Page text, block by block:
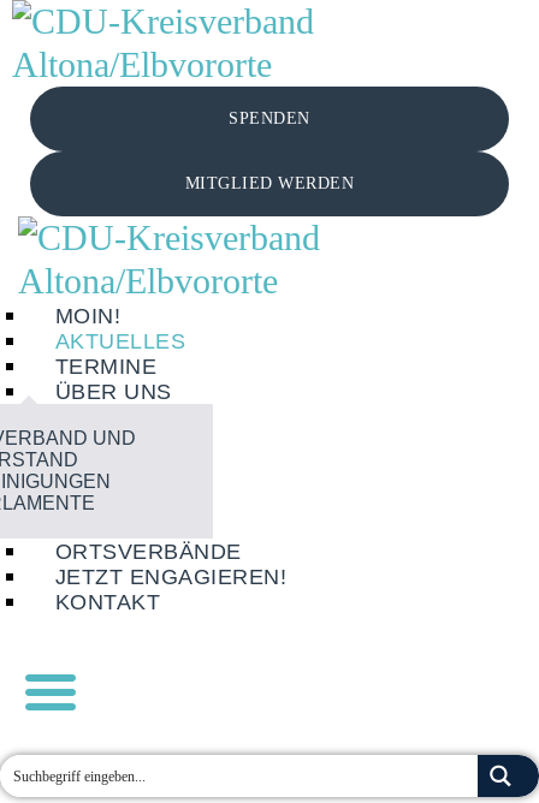
SPENDEN
MITGLIED WERDEN
MOIN!
AKTUELLES
TERMINE
ÜBER UNS
UND
ORTSVERBÄNDE
JETZT ENGAGIEREN!
KONTAKT
MOIN!
AKTUELLES
TERMINE
ÜBER UNS
ORTSVERBÄNDE
JETZT ENGAGIEREN!
KONTAKT